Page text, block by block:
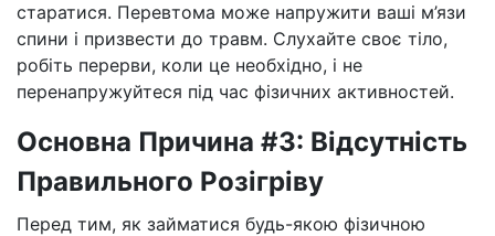
старатися. Перевтома може напружити ваші м’язи
спини і призвести до травм. Слухайте своє тіло,
робіть перерви, коли це необхідно, і не
перенапружуйтеся під час фізичних активностей.
Основна Причина #3: Відсутність
Правильного Розігріву
Перед тим, як займатися будь-якою фізичною